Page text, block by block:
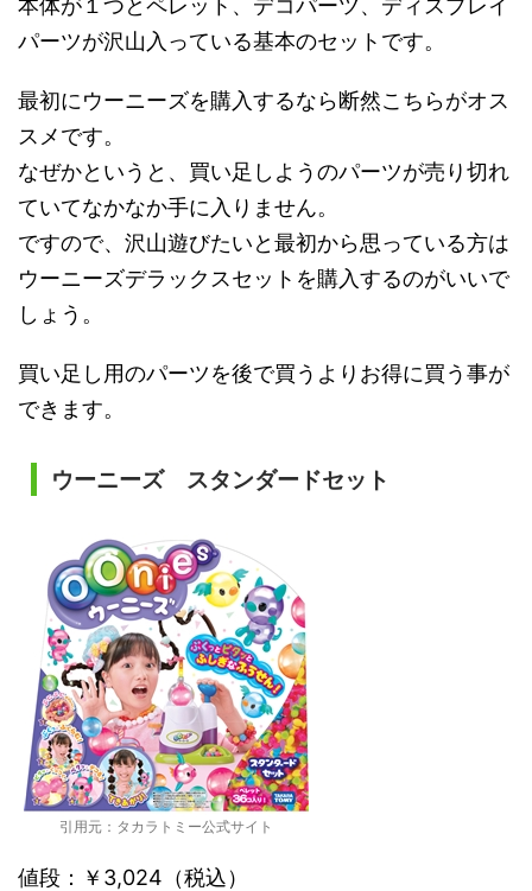
パーツが沢山入っている基本のセットです。
最初にウーニーズを購入するなら断然こちらがオス
スメです。
なぜかというと、買い足しようのパーツが売り切れ
ていてなかなか手に入りません。
ですので、沢山遊びたいと最初から思っている方は
ウーニーズデラックスセットを購入するのがいいで
しょう。
買い足し用のパーツを後で買うよりお得に買う事が
できます。
ウーニーズ スタンダードセット
引用元：タカラトミー公式サイト
値段：￥3,024（税込）